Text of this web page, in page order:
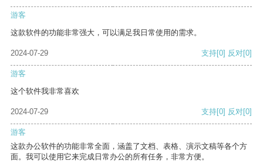
游客
这款软件的功能非常强大，可以满足我日常使用的需求。
2024-07-29 支持[0] 反对[0]
游客
这个软件我非常喜欢
2024-07-29 支持[0] 反对[0]
游客
这款办公软件的功能非常全面，涵盖了文档、表格、演示文稿等各个方
面。我可以使用它来完成日常办公的所有任务，非常方便。